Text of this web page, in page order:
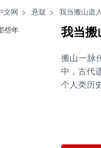
文网 > 悬疑 > 我当搬山道
我当
搬山一脉
中，古代
个人类历